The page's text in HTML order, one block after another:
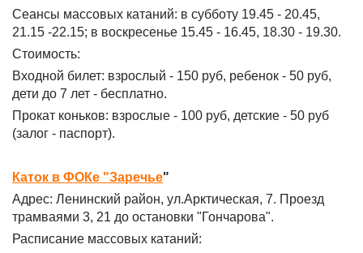
Сеансы массовых катаний: в субботу 19.45 - 20.45,
21.15 -22.15; в воскресенье 15.45 - 16.45, 18.30 - 19.30.
Стоимость:
Входной билет: взрослый - 150 руб, ребенок - 50 руб,
дети до 7 лет - бесплатно.
Прокат коньков: взрослые - 100 руб, детские - 50 руб
(залог - паспорт).
Каток в ФОКе "Заречье"
Адрес: Ленинский район, ул.Арктическая, 7. Проезд
трамваями 3, 21 до остановки "Гончарова".
Расписание массовых катаний: